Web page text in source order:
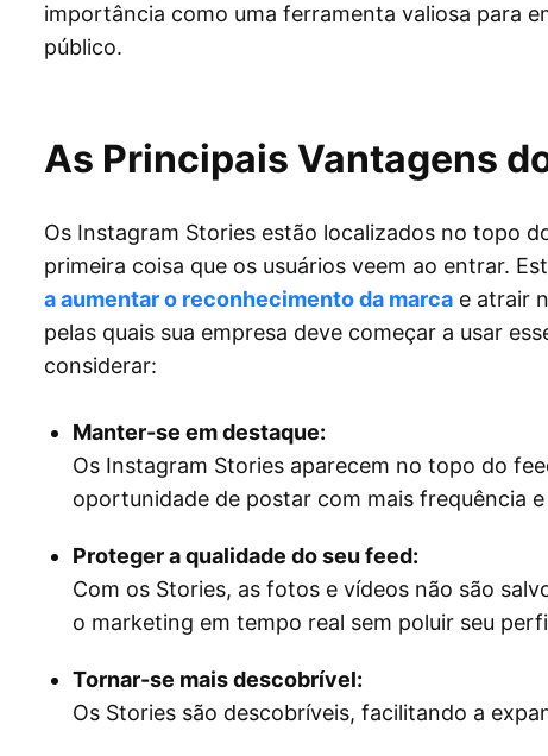
importância como uma ferramenta valiosa para
público.
As Principais Vantagens
Os Instagram Stories estão localizados no topo
primeira coisa que os usuários veem ao entrar.
a aumentar o reconhecimento da marca e atrair
pelas quais sua empresa deve começar a usar
considerar:
Manter-se em destaque:
Os Instagram Stories aparecem no topo do
oportunidade de postar com mais frequência
Proteger a qualidade do seu feed:
Com os Stories, as fotos e vídeos não são
o marketing em tempo real sem poluir seu
Tornar-se mais descobrível:
Os Stories são descobríveis, facilitando a